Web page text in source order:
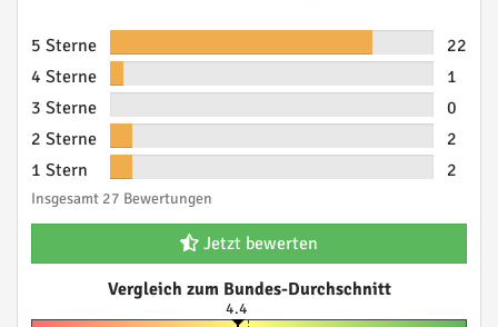
5 Sterne
22
4 Sterne
1
3 Sterne
0
2 Sterne
2
1 Stern
2
Insgesamt 27 Bewertungen
Jetzt bewerten
Vergleich zum Bundes-Durchschnitt
4.4